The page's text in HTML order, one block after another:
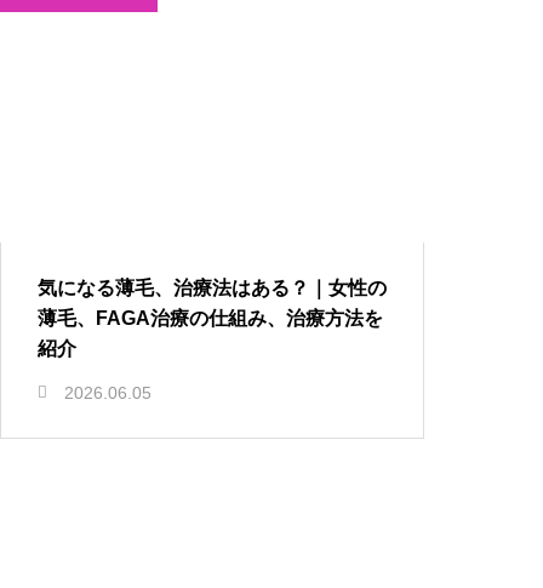
気になる薄毛、治療法はある？｜女性の
薄毛、FAGA治療の仕組み、治療方法を
紹介
2026.06.05